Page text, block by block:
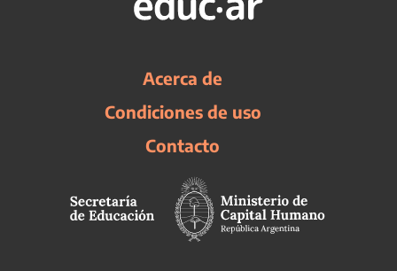
Acerca de
Condiciones de uso
Contacto